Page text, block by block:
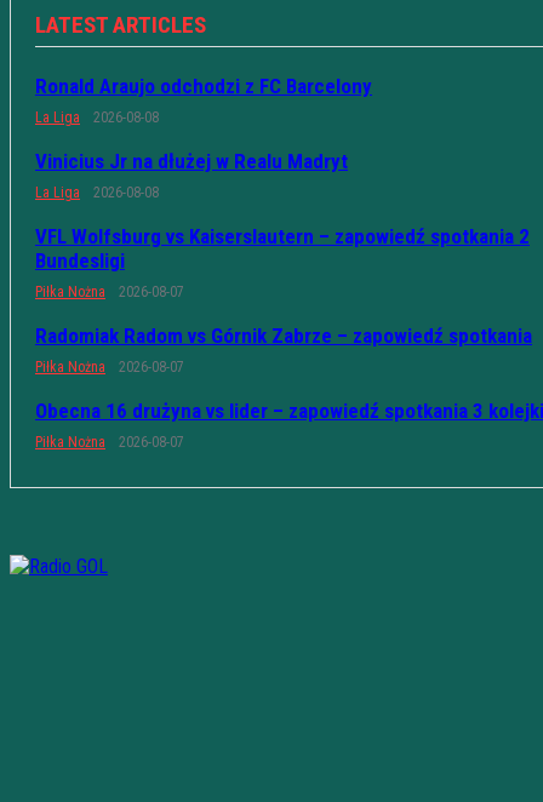
LATEST ARTICLES
Ronald Araujo odchodzi z FC Barcelony
La Liga 2026-08-08
Vinicius Jr na dłużej w Realu Madryt
La Liga 2026-08-08
VFL Wolfsburg vs Kaiserslautern – zapowiedź spotkania 2
Bundesligi
Piłka Nożna 2026-08-07
Radomiak Radom vs Górnik Zabrze – zapowiedź spotkania
Piłka Nożna 2026-08-07
Obecna 16 drużyna vs lider – zapowiedź spotkania 3 kolejki
Piłka Nożna 2026-08-07